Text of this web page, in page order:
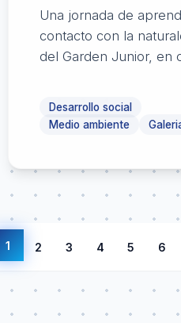
Una jornada de
contacto con la
del Garden Junior, en
Desarrollo social
Medio ambiente
1 2 3 4 5 6